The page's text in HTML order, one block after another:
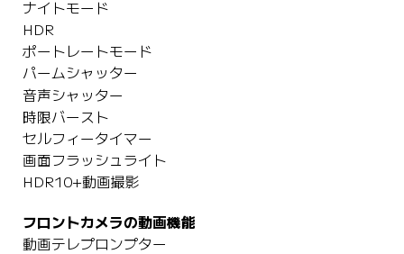
ナイトモード
HDR
ポートレートモード
パームシャッター
音声シャッター
時限バースト
セルフィータイマー
画面フラッシュライト
HDR10+動画撮影
フロントカメラの動画機能
動画テレプロンプター